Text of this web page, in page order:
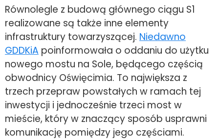
Równolegle z budową głównego ciągu S1
realizowane są także inne elementy
infrastruktury towarzyszącej. Niedawno
GDDKiA poinformowała o oddaniu do użytku
nowego mostu na Sole, będącego częścią
obwodnicy Oświęcimia. To największa z
trzech przepraw powstałych w ramach tej
inwestycji i jednocześnie trzeci most w
mieście, który w znaczący sposób usprawni
komunikację pomiędzy jego częściami.